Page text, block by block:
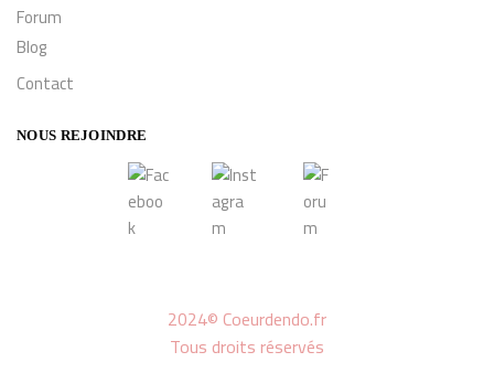
Forum
Blog
Contact
NOUS REJOINDRE
2024© Coeurdendo.fr
Tous droits réservés